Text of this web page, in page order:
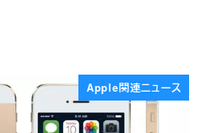
Apple関連ニュース